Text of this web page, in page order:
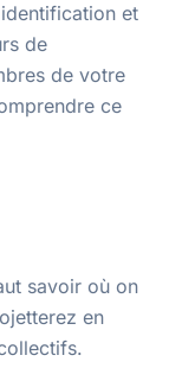
et
de
de votre
ce
savoir où on
en